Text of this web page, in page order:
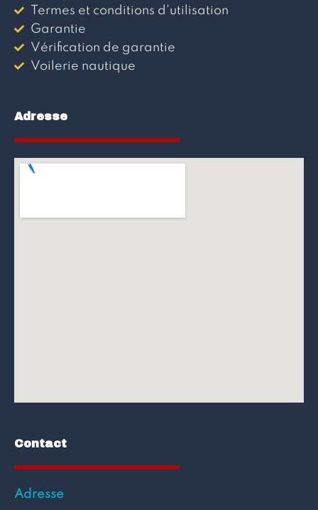
Termes et conditions d'utilisation
Garantie
Vérification de garantie
Voilerie nautique
Adresse
Contact
Adresse